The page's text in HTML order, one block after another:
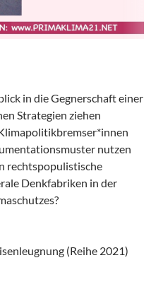
in die Gegnerschaft einer
Strategien ziehen
nutzen
rechtspopulistische
Denkfabriken in der
(Reihe 2021)